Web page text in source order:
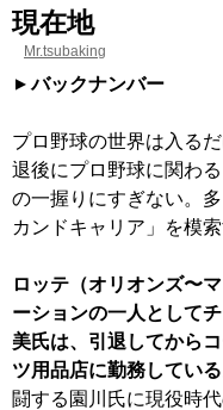
現在地
Mr.tsubaking
バックナンバー
プロ野球の世界は入る
退後にプロ野球に関わ
の一握りにすぎない。
カンドキャリア」を模索
ロッテ（オリオンズ〜
ーションの一人として
美氏は、引退してから
ツ用品店に勤務している
闘する園川氏に現役時